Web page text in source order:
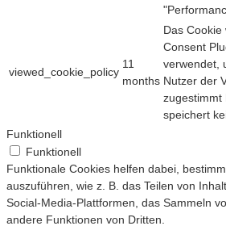
viewed_cookie_policy
11
months
Das Cookie
Consent
verwendet,
Nutzer der
zugestimmt
speichert
Funktionell
Funktionell
Funktionale Cookies helfen dabei,
auszuführen, wie z. B. das Teilen von
Social-Media-Plattformen, das Sammeln
andere Funktionen von Dritten.